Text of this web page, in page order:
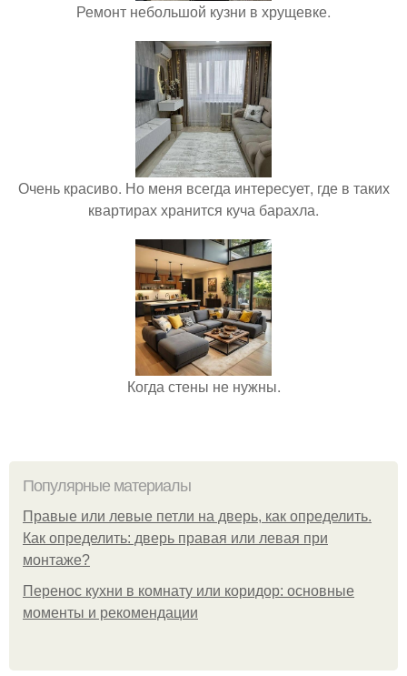
Ремонт небольшой кузни в хрущевке.
Очень красиво. Но меня всегда интересует, где в таких
квартирах хранится куча барахла.
Когда стены не нужны.
Популярные материалы
Правые или левые петли на дверь, как определить.
Как определить: дверь правая или левая при
монтаже?
Перенос кухни в комнату или коридор: основные
моменты и рекомендации